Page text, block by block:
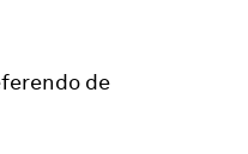
de